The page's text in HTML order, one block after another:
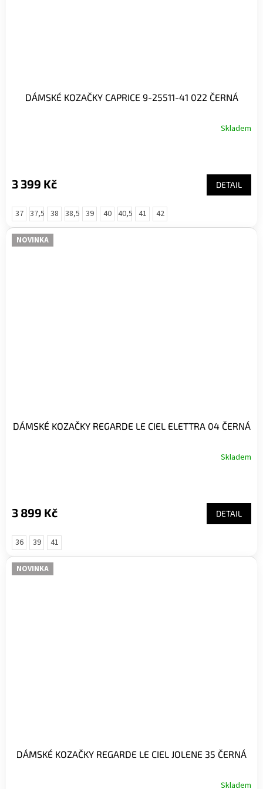
DÁMSKÉ KOZAČKY CAPRICE 9-25511-41 022 ČERNÁ
5,0
z
hvězdiček.
Skladem
3 399 Kč DETAIL
37 37,5 38 38,5 39 40 40,5 41 42
NOVINKA
DÁMSKÉ KOZAČKY REGARDE LE CIEL ELETTRA 04 ČERNÁ
Skladem
3 899 Kč DETAIL
36 39 41
NOVINKA
DÁMSKÉ KOZAČKY REGARDE LE CIEL JOLENE 35 ČERNÁ
Skladem